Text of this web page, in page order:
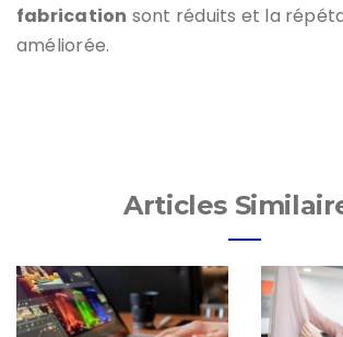
fabrication sont réduits et la
améliorée.
Articles